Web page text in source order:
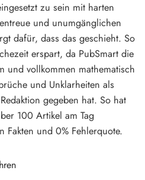
zu sein mit harten
und unumgänglichen
dafür, dass das geschieht. So
erspart, da PubSmart die
und vollkommen mathematisch
und Unklarheiten als
gegeben hat. So hat
100 Artikel am Tag
Fakten und 0% Fehlerquote.